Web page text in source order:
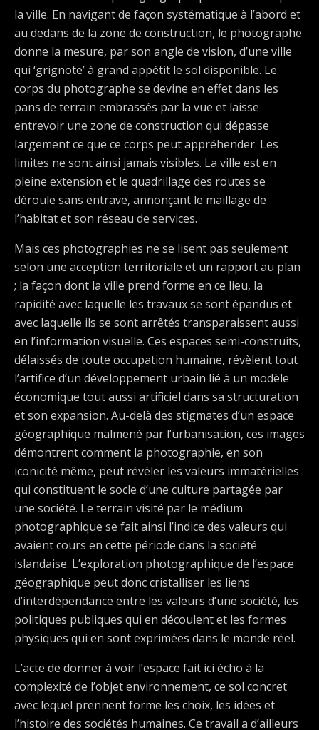
la ville. En navigant de façon systématique à l’abord et
au dedans de la zone de construction, le photographe
donne la mesure, par son angle de vision, d’une ville
qui ‘grignote’ à grand appétit le sol disponible. Le
corps du photographe se devine en effet dans les
pans de terrain embrassés par la vue et laisse
entrevoir une zone de construction qui dépasse
largement ce que ce corps peut appréhender. Les
limites ne sont ainsi jamais visibles. La ville est en
pleine extension et le quadrillage des routes se
déroule sans entrave, annonçant le maillage de
l’habitat et son réseau de services.
Mais ces photographies ne se lisent pas seulement
selon une acception territoriale et un rapport au plan
; la façon dont la ville prend forme en ce lieu, la
rapidité avec laquelle les travaux se sont épandus et
avec laquelle ils se sont arrêtés transparaissent aussi
en l’information visuelle. Ces espaces semi-construits,
délaissés de toute occupation humaine, révèlent tout
l’artifice d’un développement urbain lié à un modèle
économique tout aussi artificiel dans sa structuration
et son expansion. Au-delà des stigmates d’un espace
géographique malmené par l’urbanisation, ces images
démontrent comment la photographie, en son
iconicité même, peut révéler les valeurs immatérielles
qui constituent le socle d’une culture partagée par
une société. Le terrain visité par le médium
photographique se fait ainsi l’indice des valeurs qui
avaient cours en cette période dans la société
islandaise. L’exploration photographique de l’espace
géographique peut donc cristalliser les liens
d’interdépendance entre les valeurs d’une société, les
politiques publiques qui en découlent et les formes
physiques qui en sont exprimées dans le monde réel.
L’acte de donner à voir l’espace fait ici écho à la
complexité de l’objet environnement, ce sol concret
avec lequel prennent forme les choix, les idées et
l’histoire des sociétés humaines. Ce travail a d’ailleurs